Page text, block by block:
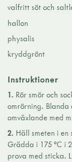
valfritt söt och
hallon
physalis
kryddgrönt
Instruktioner
1. Rör smör och
omrörning.
omväxlande med
2. Häll smeten i
Grädda i 175 °C i
prova med sticka.